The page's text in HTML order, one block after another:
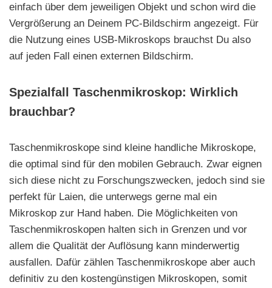
einfach über dem jeweiligen Objekt und schon wird die
Vergrößerung an Deinem PC-Bildschirm angezeigt. Für
die Nutzung eines USB-Mikroskops brauchst Du also
auf jeden Fall einen externen Bildschirm.
Spezialfall Taschenmikroskop: Wirklich
brauchbar?
Taschenmikroskope sind kleine handliche Mikroskope,
die optimal sind für den mobilen Gebrauch. Zwar eignen
sich diese nicht zu Forschungszwecken, jedoch sind sie
perfekt für Laien, die unterwegs gerne mal ein
Mikroskop zur Hand haben. Die Möglichkeiten von
Taschenmikroskopen halten sich in Grenzen und vor
allem die Qualität der Auflösung kann minderwertig
ausfallen. Dafür zählen Taschenmikroskope aber auch
definitiv zu den kostengünstigen Mikroskopen, somit